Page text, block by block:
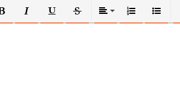
КУРСИВПОДЧЕРКНУТЫЙ
ЗАЧЕРКНУТЫЙВЫРАВНИВАНИЕ